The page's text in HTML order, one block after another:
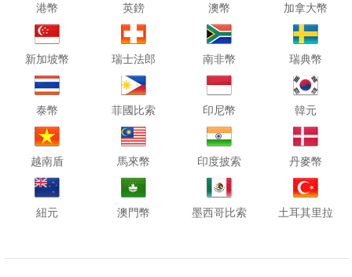
港幣 英鎊 澳幣 加拿大幣
新加坡幣 瑞士法郎 南非幣 瑞典幣
泰幣 菲國比索 印尼幣 韓元
越南盾 馬來幣 印度披索 丹麥幣
紐元 澳門幣 墨西哥比索 土耳其里拉